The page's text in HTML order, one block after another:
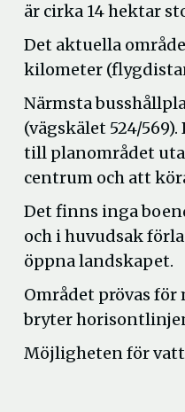
är cirka 14 hektar
Det aktuella
kilometer
Närmsta
(vägskälet 524/
till planområdet
centrum och att
Det finns inga
och i huvudsak
öppna landskapet.
Området prövas för
bryter
Möjligheten för